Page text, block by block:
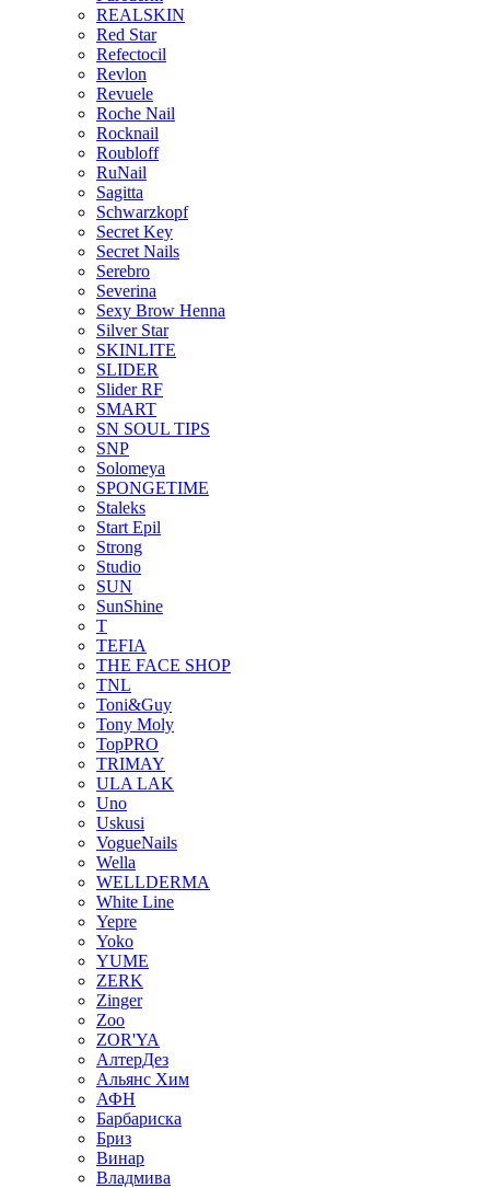
REALSKIN
Red Star
Refectocil
Revlon
Revuele
Roche Nail
Rocknail
Roubloff
RuNail
Sagitta
Schwarzkopf
Secret Key
Secret Nails
Serebro
Severina
Sexy Brow Henna
Silver Star
SKINLITE
SLIDER
Slider RF
SMART
SN SOUL TIPS
SNP
Solomeya
SPONGETIME
Staleks
Start Epil
Strong
Studio
SUN
SunShine
T
TEFIA
THE FACE SHOP
TNL
Toni&Guy
Tony Moly
TopPRO
TRIMAY
ULA LAK
Uno
Uskusi
VogueNails
Wella
WELLDERMA
White Line
Yepre
Yoko
YUME
ZERK
Zinger
Zoo
ZOR'YA
АлтерДез
Альянс Хим
АФН
Барбариска
Бриз
Винар
Владмива